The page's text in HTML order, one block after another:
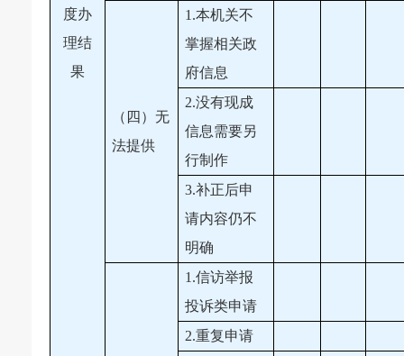
度办
理结
果
（四）无
法提供
1.本机关不
掌握相关政
府信息
2.没有现成
信息需要另
行制作
3.补正后申
请内容仍不
明确
1.信访举报
投诉类申请
2.重复申请